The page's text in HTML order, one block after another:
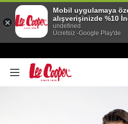
Mobil uygulamaya
alışverişinizde %10
undefined
Ücretsiz -Google Play'de